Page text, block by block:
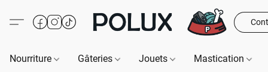
Nourriture Gâteries Jouets Mastication